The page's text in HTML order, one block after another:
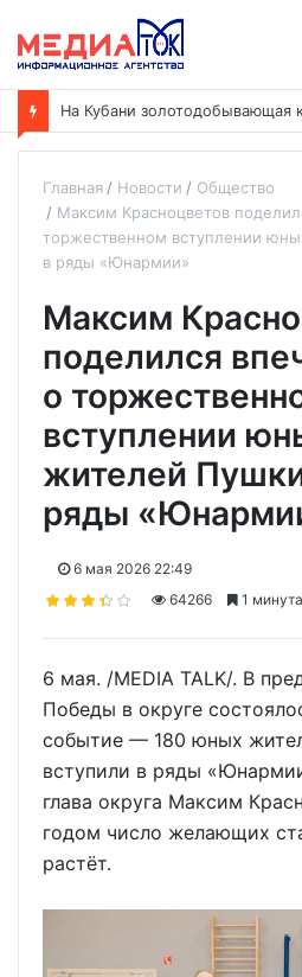
Главная Новости
Общество
Максим Красноцветов
торжественном вступлении
в ряды «Юнармии»
Максим
поделился
о
вступлении
жителей
ряды
6 мая 2026 22:49
64266
1 минута
6 мая. /MEDIA TALK/. В
Победы в округе
событие — 180 юных
вступили в ряды
глава округа Максим
годом число желающих
растёт.